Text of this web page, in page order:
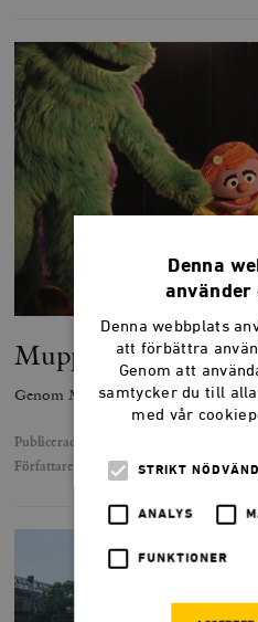
Mupparna i Moskva
Genom Mupparna fick Ryssland en
Publicerad
Författare
Patrik Strömer
Denna
använder
Denna webbplats
att förbättra
Genom att
samtycker du till
med vår
STRIKT
ANALYS
FUNKTIONER